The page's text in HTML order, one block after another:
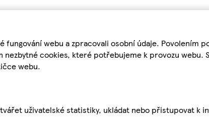
webu a zpracovali osobní údaje. Povolením
cookies, které potřebujeme k provozu webu.
webu.
uživatelské statistiky, ukládat nebo přistupovat k